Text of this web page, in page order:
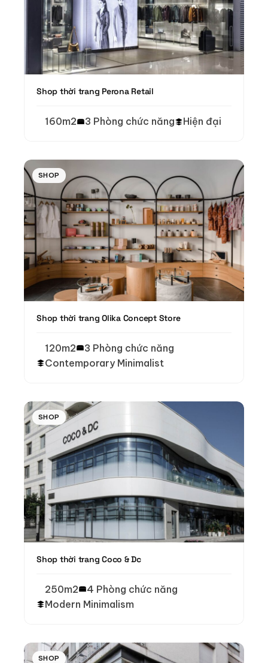
Shop thời trang Perona Retail
160m2 3 Phòng chức năng Hiện đại
SHOP
Shop thời trang Olika Concept Store
120m2
3 Phòng chức năng
Contemporary Minimalist
SHOP
Shop thời trang Coco & Dc
250m2
4 Phòng chức năng
Modern Minimalism
SHOP